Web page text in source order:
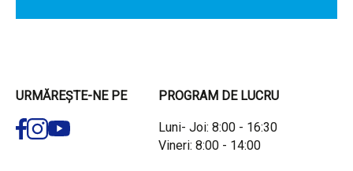
URMĂREȘTE-NE PE PROGRAM DE LUCRU
Luni- Joi: 8:00 - 16:30
Vineri: 8:00 - 14:00